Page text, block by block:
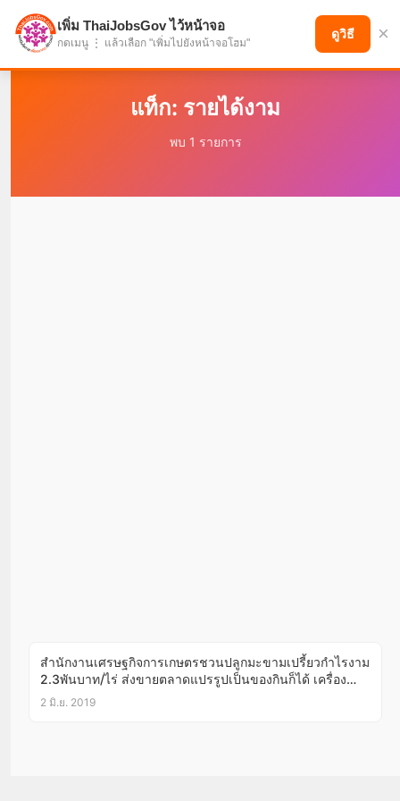
แบ่งปันโอกาส เพื่ออนาคตที่ก้าวหน้า
แท็ก: รายได้งาม
พบ 1 รายการ
สำนักงานเศรษฐกิจการเกษตรชวนปลูกมะขามเปรี้ยวกำไรงาม
2.3พันบาท/ไร่ ส่งขายตลาดแปรรูปเป็นของกินก็ได้ เครื่อง
สำอางก็ดี!
2 มิ.ย. 2019
เพิ่ม ThaiJobsGov ไว้หน้าจอ
กดเมนู ⋮ แล้วเลือก "เพิ่มไปยังหน้าจอโฮม"
ดูวิธี ×